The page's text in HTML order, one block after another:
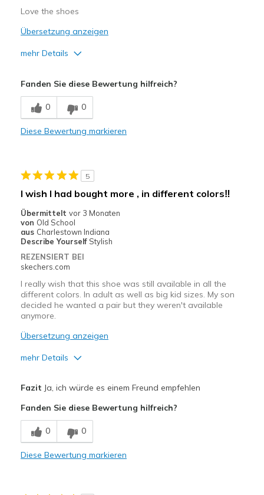
Love the shoes
Übersetzung anzeigen
mehr Details
Breathe Well
Comfortable
Stylish
Geeignete Verwendung
Casual Wear
Fanden Sie diese Bewertung hilfreich?
0 0
Diese Bewertung markieren
5
I wish I had bought more , in different colors‼️
Übermittelt vor 3 Monaten
von Old School
aus Charlestown Indiana
Describe Yourself Stylish
REZENSIERT BEI
skechers.com
I really wish that this shoe was still available in all the
different colors. In adult as well as big kid sizes. My son
decided he wanted a pair but they weren't available
anymore.
Übersetzung anzeigen
mehr Details
Breathe Well
Comfortable
Fazit Ja, ich würde es einem Freund empfehlen
Fanden Sie diese Bewertung hilfreich?
0 0
Diese Bewertung markieren